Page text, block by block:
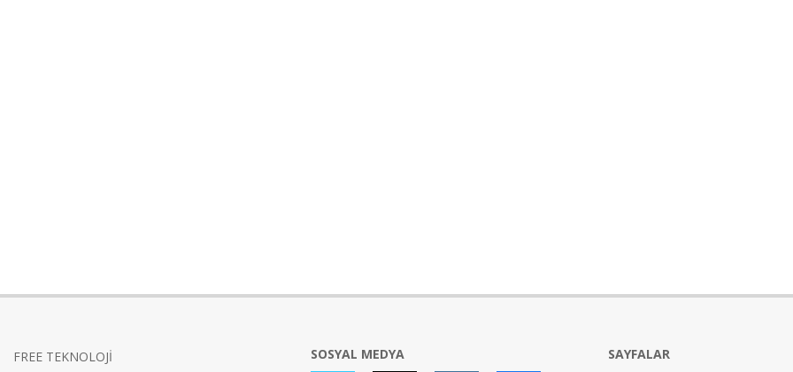
FREE TEKNOLOJİ
SOSYAL MEDYA
SAYFALAR